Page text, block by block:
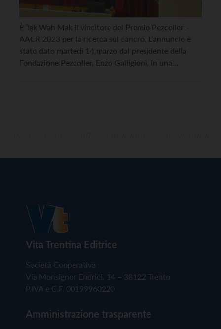
È Tak Wah Mak il vincitore del Premio Pezcoller –
AACR 2023 per la ricerca sul cancro. L’annuncio è
stato dato martedì 14 marzo dal presidente della
Fondazione Pezcoller, Enzo Galligioni, in una
Vita Trentina Editrice
Società Cooperativa
Via Monsignor Endrici, 14 – 38122 Trento
P.IVA e C.F. 00199960220
Amministrazione trasparente